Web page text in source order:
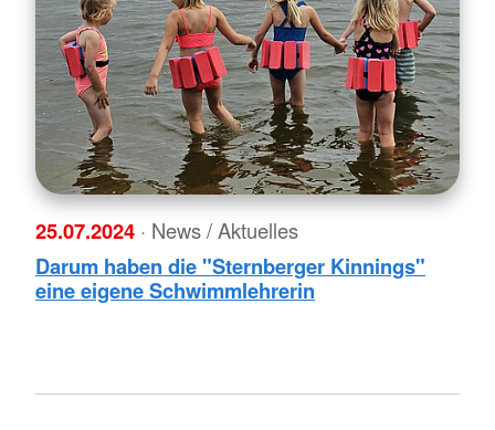
25.07.2024 · News / Aktuelles
Darum haben die "Sternberger Kinnings"
eine eigene Schwimmlehrerin